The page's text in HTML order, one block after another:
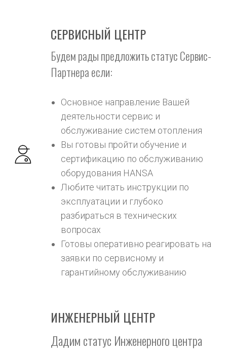
СЕРВИСНЫЙ ЦЕНТР
Будем рады предложить статус Сервис-
Партнера если:
Основное направление Вашей
деятельности сервис и
обслуживание систем отопления
Вы готовы пройти обучение и
сертификацию по обслуживанию
оборудования HANSA
Любите читать инструкции по
эксплуатации и глубоко
разбираться в технических
вопросах
Готовы оперативно реагировать на
заявки по сервисному и
гарантийному обслуживанию
ИНЖЕНЕРНЫЙ ЦЕНТР
Дадим статус Инженерного центра